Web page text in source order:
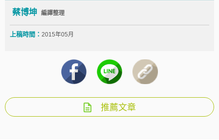
蔡博坤 編譯整理
上稿時間： 2015年05月
推薦文章